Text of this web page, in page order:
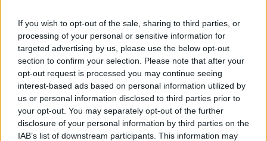
If you wish to opt-out of the sale, sharing to third parties, or
processing of your personal or sensitive information for
targeted advertising by us, please use the below opt-out
section to confirm your selection. Please note that after your
opt-out request is processed you may continue seeing
interest-based ads based on personal information utilized by
us or personal information disclosed to third parties prior to
your opt-out. You may separately opt-out of the further
disclosure of your personal information by third parties on the
IAB’s list of downstream participants. This information may